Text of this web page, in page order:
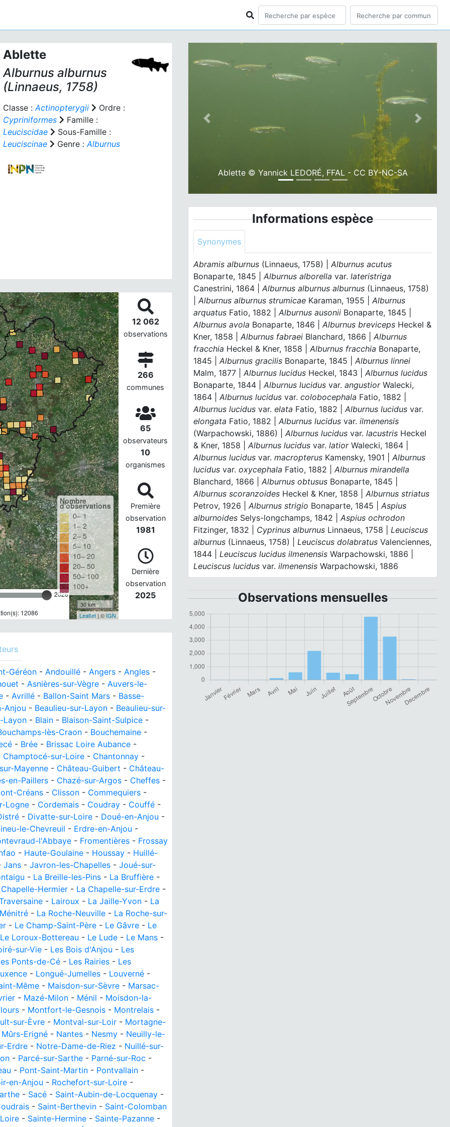
Ablette
Alburnus alburnus
(Linnaeus, 1758)
Classe :Actinopterygii
Ordre :
Cypriniformes
Famille :
Leuciscidae
Sous-Famille :
Leuciscinae
Genre :Alburnus
2026
12086
Nombre
d'observations
0– 1
1– 2
2– 5
5– 10
10– 20
20– 50
50– 100
100+
30 km
Leaflet| ©IGN
12 062
observations
266
communes
65
observateurs
10
organismes
Première
observation
1981
Dernière
observation
2025
Géréon - Andouillé - Angers - Angles -
- Asnières-sur-Vègre - Auvers-le-
- Avrillé - Ballon-Saint Mars - Basse-
Anjou - Beaulieu-sur-Layon - Beaulieu-sur-
Layon - Blain - Blaison-Saint-Sulpice -
lès-Craon - Bouchemaine -
- Brée - Brissac Loire Aubance -
Champtocé-sur-Loire - Chantonnay -
Mayenne - Château-Guibert - Château-
en-Paillers - Chazé-sur-Argos - Cheffes -
Créans - Clisson - Commequiers -
Logne - Cordemais - Coudray - Couffé -
- Divatte-sur-Loire - Doué-en-Anjou -
le-Chevreuil - Erdre-en-Anjou -
l'Abbaye - Fromentières - Frossay
- Haute-Goulaine - Houssay - Huillé-
Jans - Javron-les-Chapelles - Joué-sur-
- La Breille-les-Pins - La Bruffière -
Hermier - La Chapelle-sur-Erdre -
- Lairoux - La Jaille-Yvon - La
- La Roche-Neuville - La Roche-sur-
- Le Champ-Saint-Père - Le Gâvre - Le
Le Loroux-Bottereau - Le Lude - Le Mans -
sur-Vie - Les Bois d'Anjou - Les
Ponts-de-Cé - Les Rairies - Les
- Longué-Jumelles - Louverné -
Même - Maisdon-sur-Sèvre - Marsac-
- Mazé-Milon - Ménil - Moisdon-la-
- Montfort-le-Gesnois - Montrelais -
sur-Èvre - Montval-sur-Loir - Mortagne-
Mûrs-Erigné - Nantes - Nesmy - Neuilly-le-
Erdre - Notre-Dame-de-Riez - Nuillé-sur-
- Parcé-sur-Sarthe - Parné-sur-Roc -
- Pont-Saint-Martin - Pontvallain -
en-Anjou - Rochefort-sur-Loire -
- Sacé - Saint-Aubin-de-Locquenay -
- Saint-Berthevin - Saint-Colomban
- Sainte-Hermine - Sainte-Pazanne -
Ablette © Yannick LEDORÉ, FFAL - CC BY-NC-SA
Previous Next
Informations espèce
Synonymes
Abramis alburnus (Linnaeus, 1758) |Alburnus acutus
Bonaparte, 1845 |Alburnus alborellavar. lateristriga
Canestrini, 1864 |Alburnus alburnus alburnus (Linnaeus, 1758)
|Alburnus alburnus strumicae Karaman, 1955 |Alburnus
arquatus Fatio, 1882 |Alburnus ausonii Bonaparte, 1845 |
Alburnus avola Bonaparte, 1846 |Alburnus breviceps Heckel &
Kner, 1858 |Alburnus fabraei Blanchard, 1866 |Alburnus
fracchia Heckel & Kner, 1858 |Alburnus fracchia Bonaparte,
1845 |Alburnus gracilis Bonaparte, 1845 |Alburnus linnei
Malm, 1877 |Alburnus lucidus Heckel, 1843 |Alburnus lucidus
Bonaparte, 1844 |Alburnus lucidusvar. angustiorWalecki,
1864 |Alburnus lucidusvar. colobocephala Fatio, 1882 |
Alburnus lucidusvar. elata Fatio, 1882 |Alburnus lucidusvar.
elongata Fatio, 1882 |Alburnus lucidusvar. ilmenensis
(Warpachowski, 1886) |Alburnus lucidusvar. lacustris Heckel
& Kner, 1858 |Alburnus lucidusvar. latiorWalecki, 1864 |
Alburnus lucidusvar. macropterus Kamensky, 1901 |Alburnus
lucidusvar. oxycephala Fatio, 1882 |Alburnus mirandella
Blanchard, 1866 |Alburnus obtusus Bonaparte, 1845 |
Alburnus scoranzoides Heckel & Kner, 1858 |Alburnus striatus
Petrov, 1926 |Alburnus strigio Bonaparte, 1845 |Aspius
alburnoides Selys-longchamps, 1842 |Aspius ochrodon
Fitzinger, 1832 | Cyprinus alburnus Linnaeus, 1758 |Leuciscus
alburnus (Linnaeus, 1758) |Leuciscus dolabratus Valenciennes,
1844 |Leuciscus lucidus ilmenensis Warpachowski, 1886 |
Leuciscus lucidusvar. ilmenensis Warpachowski, 1886
Observations mensuelles